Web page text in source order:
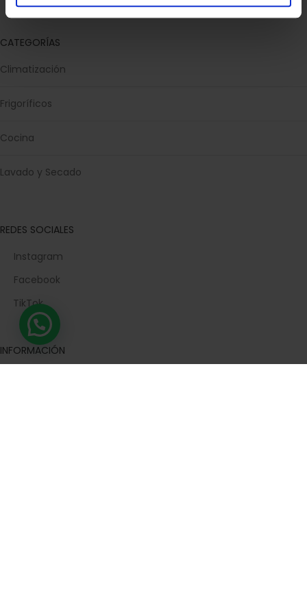
CATEGORÍAS
Climatización
Frigoríficos
Cocina
Lavado y Secado
REDES SOCIALES
Instagram
Facebook
TikTok
INFORMACIÓN